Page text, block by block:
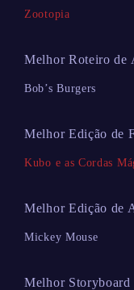
Zootopia
Melhor Roteiro de
Bob’s Burgers
Melhor Edição de
Kubo e as Cordas
Melhor Edição de
Mickey Mouse
Melhor